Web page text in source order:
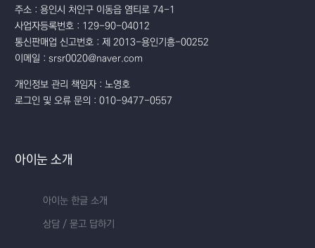
주소 : 용인시 처인구 이동읍 염티로 74-1
사업자등록번호 : 129-90-04012
통신판매업 신고번호 : 제 2013-용인기흥-00252
이메일 : srsr0020@naver.com
개인정보 관리 책임자 : 노영호
로그인 및 오류 문의 : 010-9477-0557
아이눈 소개
아이눈 한글 소개
상담 / 묻고 답하기